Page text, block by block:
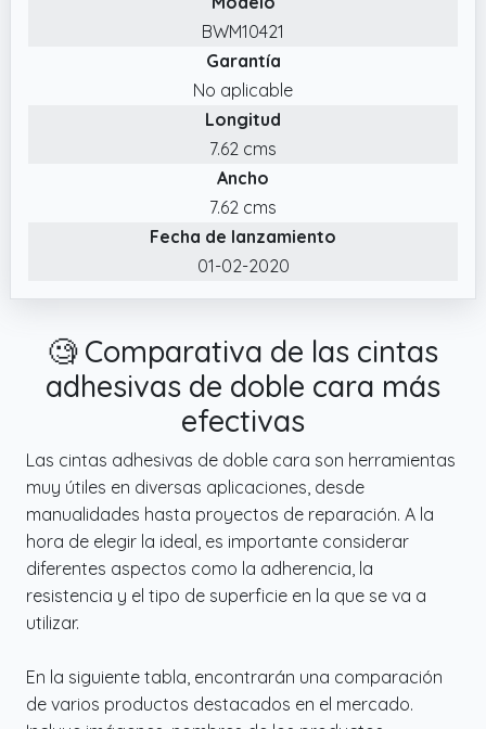
BWM10421
Garantía
No aplicable
Longitud
7.62 cms
Ancho
7.62 cms
Fecha de lanzamiento
01-02-2020
🧐 Comparativa de las cintas
adhesivas de doble cara más
efectivas
Las cintas adhesivas de doble cara son herramientas
muy útiles en diversas aplicaciones, desde
manualidades hasta proyectos de reparación. A la
hora de elegir la ideal, es importante considerar
diferentes aspectos como la adherencia, la
resistencia y el tipo de superficie en la que se va a
utilizar.
En la siguiente tabla, encontrarán una comparación
de varios productos destacados en el mercado.